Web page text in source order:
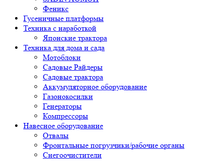
Феникс
Гусеничные платформы
Техника с наработкой
Японские трактора
Техника для дома и сада
Мотоблоки
Садовые Райдеры
Садовые трактора
Аккумуляторное оборудование
Газонокосилки
Генераторы
Компрессоры
Навесное оборудование
Отвалы
Фронтальные погрузчики/рабочие органы
Снегоочистители